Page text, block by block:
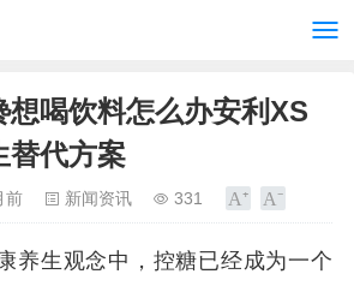
想喝饮料怎么办安利XS
替代方案
前 新闻资讯 331
养生观念中，控糖已经成为一个